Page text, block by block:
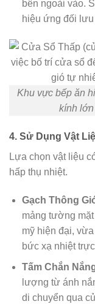
bên ngoài vào.
hiệu ứng đối
Khu vực bếp ăn
kính
4. Sử Dụng Vật
Lựa chọn vật liệu
hấp thụ nhiệt.
Gạch Thông
mảng tường
mỹ hiện đại,
bức xạ nhiệt
Tấm Chắn
lượng từ ánh
di chuyển qua